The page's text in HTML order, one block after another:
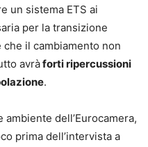
un sistema ETS ai
per la transizione
il cambiamento non
avràforti ripercussioni
.
dell’Eurocamera,
prima dell’intervista a